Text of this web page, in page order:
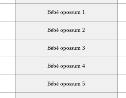
Bébé opossum 1
Bébé opossum 2
Bébé opossum 3
Bébé opossum 4
Bébé opossum 5